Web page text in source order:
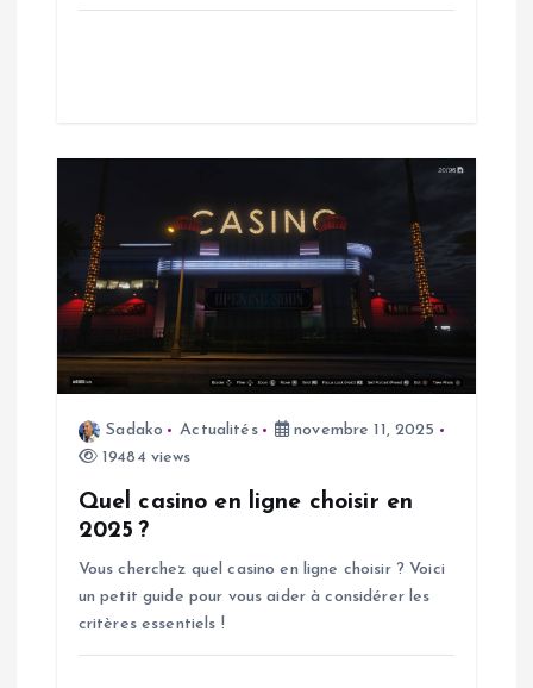
Sadako Actualités
novembre 11, 2025
19484 views
Quel casino en ligne choisir en
2025 ?
Vous cherchez quel casino en ligne choisir ? Voici
un petit guide pour vous aider à considérer les
critères essentiels !